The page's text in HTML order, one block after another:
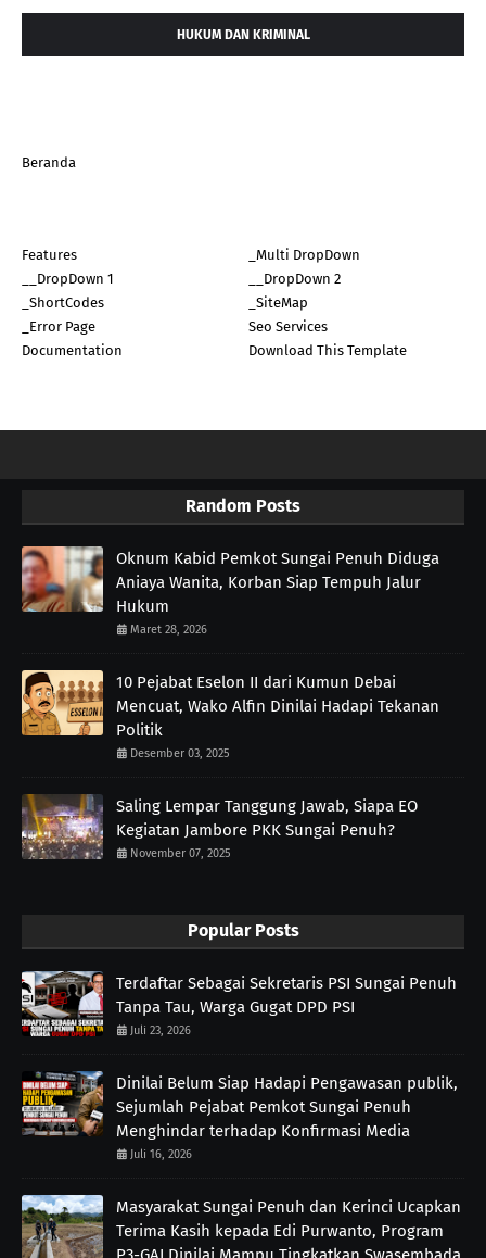
HUKUM DAN KRIMINAL
Beranda
Features
_Multi DropDown
__DropDown 1
__DropDown 2
_ShortCodes
_SiteMap
_Error Page
Seo Services
Documentation
Download This Template
Random Posts
Oknum Kabid Pemkot Sungai Penuh Diduga
Aniaya Wanita, Korban Siap Tempuh Jalur
Hukum
Maret 28, 2026
10 Pejabat Eselon II dari Kumun Debai
Mencuat, Wako Alfin Dinilai Hadapi Tekanan
Politik
Desember 03, 2025
Saling Lempar Tanggung Jawab, Siapa EO
Kegiatan Jambore PKK Sungai Penuh?
November 07, 2025
Popular Posts
Terdaftar Sebagai Sekretaris PSI Sungai Penuh
Tanpa Tau, Warga Gugat DPD PSI
Juli 23, 2026
Dinilai Belum Siap Hadapi Pengawasan publik,
Sejumlah Pejabat Pemkot Sungai Penuh
Menghindar terhadap Konfirmasi Media
Juli 16, 2026
Masyarakat Sungai Penuh dan Kerinci Ucapkan
Terima Kasih kepada Edi Purwanto, Program